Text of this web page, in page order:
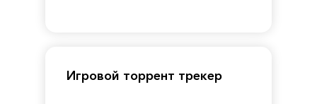
Игровой торрент трекер